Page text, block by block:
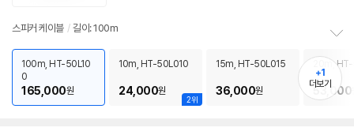
스피커 케이블 / 길이: 100m
보
펼
치
100m, HT-50L10
0
165,000원
2위
10m, HT-50L010
24,000원
15m, HT-50L015
36,000원
20m,
53,000
+1
더보기